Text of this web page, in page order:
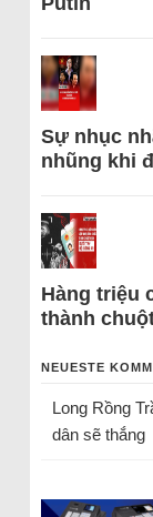
Sự nhục
nhũng khi
Hàng triệu
thành
NEUESTE
Long Rồng
dân sẽ thắng